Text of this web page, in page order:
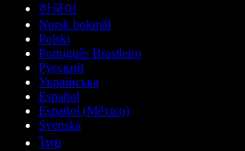
한국어
Norsk bokmål
Polski
Português Brasileiro
Русский
Українська
Español
Español (México)
Svenska
ไทย